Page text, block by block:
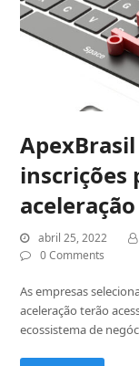
inscrições
abril 25, 2022
0 Comments
As empresas
aceleração terão
ecossistema de